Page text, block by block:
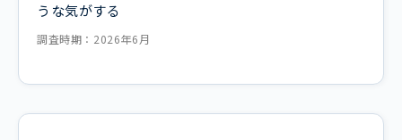
うな気がする
調査時期：2026年6月